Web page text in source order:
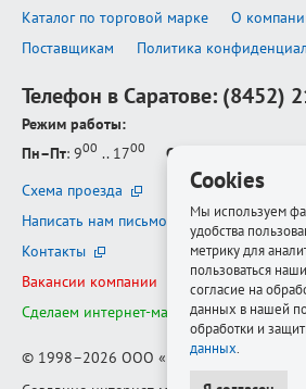
Каталог по торговой марке
О
Поставщикам
Политика
Телефон в Саратове: (8452)
Режим работы:
Пн–Пт: 900 .. 1700 Сб–Вс
Схема проезда
Написать нам письмо
Контакты
Вакансии компании
Сделаем интернет-магазин ещё лучше
© 1998–2026 ООО «Белфорт-РМ»
Cookies
Мы используем
удобства
метрику для
пользоваться
согласие на
данных в нашей
обработки и
данных